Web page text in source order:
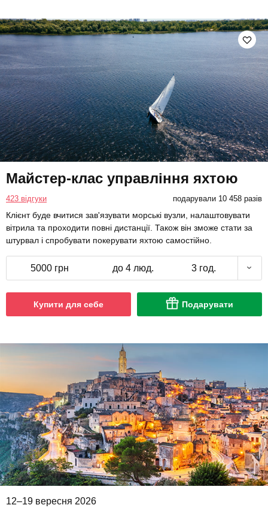
Майстер-клас управління яхтою
423 відгуки подарували 10 458 разів
Клієнт буде вчитися зав'язувати морські вузли, налаштовувати
вітрила та проходити повні дистанції. Також він зможе стати за
штурвал і спробувати покерувати яхтою самостійно.
5000 грн до 4 люд. 3 год.
Купити для себе Подарувати
12–19 вересня 2026